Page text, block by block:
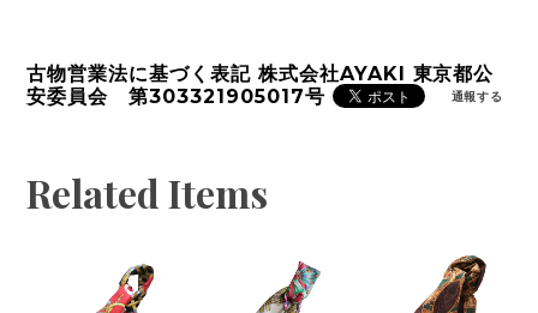
古物営業法に基づく表記 株式会社AYAKI 東京都公
安委員会 第303321905017号
通報する
Related Items